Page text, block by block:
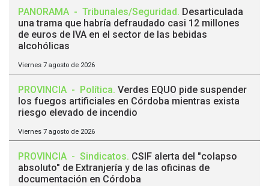
PANORAMA - Tribunales/Seguridad. Desarticulada
una trama que habría defraudado casi 12 millones
de euros de IVA en el sector de las bebidas
alcohólicas
Viernes 7 agosto de 2026
PROVINCIA - Política. Verdes EQUO pide suspender
los fuegos artificiales en Córdoba mientras exista
riesgo elevado de incendio
Viernes 7 agosto de 2026
PROVINCIA - Sindicatos. CSIF alerta del "colapso
absoluto" de Extranjería y de las oficinas de
documentación en Córdoba